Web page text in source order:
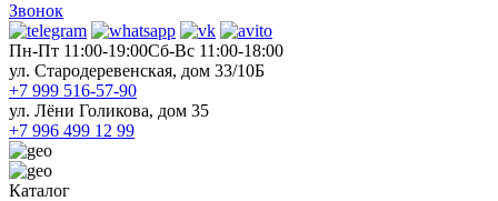
Звонок
Пн-Пт 11:00-19:00Cб-Вс 11:00-18:00
ул. Стародеревенская, дом 33/10Б
+7 999 516-57-90
ул. Лёни Голикова, дом 35
+7 996 499 12 99
Каталог